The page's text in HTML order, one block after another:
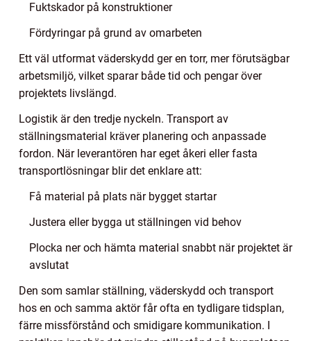
Fuktskador på konstruktioner
Fördyringar på grund av omarbeten
Ett väl utformat väderskydd ger en torr, mer förutsägbar
arbetsmiljö, vilket sparar både tid och pengar över
projektets livslängd.
Logistik är den tredje nyckeln. Transport av
ställningsmaterial kräver planering och anpassade
fordon. När leverantören har eget åkeri eller fasta
transportlösningar blir det enklare att:
Få material på plats när bygget startar
Justera eller bygga ut ställningen vid behov
Plocka ner och hämta material snabbt när projektet är
avslutat
Den som samlar ställning, väderskydd och transport
hos en och samma aktör får ofta en tydligare tidsplan,
färre missförstånd och smidigare kommunikation. I